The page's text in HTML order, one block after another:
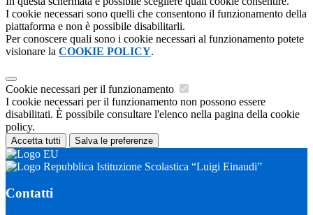
I cookie necessari sono quelli che consentono il funzionamento della
piattaforma e non è possibile disabilitarli.
Per conoscere quali sono i cookie necessari al funzionamento potete
visionare la COOKIE POLICY.
Cookie necessari per il funzionamento
I cookie necessari per il funzionamento non possono essere
disabilitati. È possibile consultare l'elenco nella pagina della cookie
policy.
Accetta tutti Salva le preferenze
Istituzione Scolastica “Luigi Einaudi”
Contatti